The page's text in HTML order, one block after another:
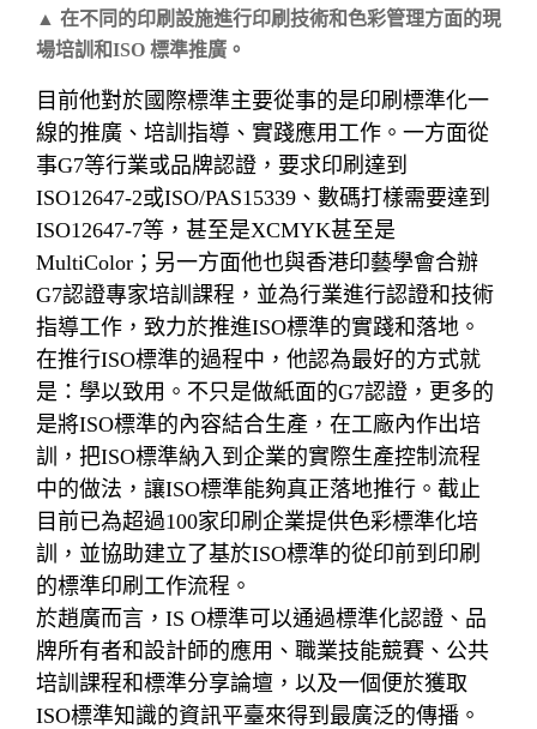
▲ 在不同的印刷設施進行印刷技術和色彩管理方面的現
場培訓和ISO 標準推廣。
目前他對於國際標準主要從事的是印刷標準化一
線的推廣、培訓指導、實踐應用工作。一方面從
事G7等行業或品牌認證，要求印刷達到
ISO12647-2或ISO/PAS15339、數碼打樣需要達到
ISO12647-7等，甚至是XCMYK甚至是
MultiColor；另一方面他也與香港印藝學會合辦
G7認證專家培訓課程，並為行業進行認證和技術
指導工作，致力於推進ISO標準的實踐和落地。
在推行ISO標準的過程中，他認為最好的方式就
是：學以致用。不只是做紙面的G7認證，更多的
是將ISO標準的內容結合生產，在工廠內作出培
訓，把ISO標準納入到企業的實際生產控制流程
中的做法，讓ISO標準能夠真正落地推行。截止
目前已為超過100家印刷企業提供色彩標準化培
訓，並協助建立了基於ISO標準的從印前到印刷
的標準印刷工作流程。
於趙廣而言，IS O標準可以通過標準化認證、品
牌所有者和設計師的應用、職業技能競賽、公共
培訓課程和標準分享論壇，以及一個便於獲取
ISO標準知識的資訊平臺來得到最廣泛的傳播。